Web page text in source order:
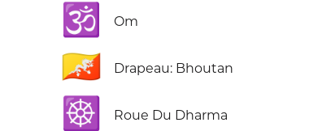
🕉️ Om
🇧🇹 Drapeau: Bhoutan
☸️ Roue Du Dharma